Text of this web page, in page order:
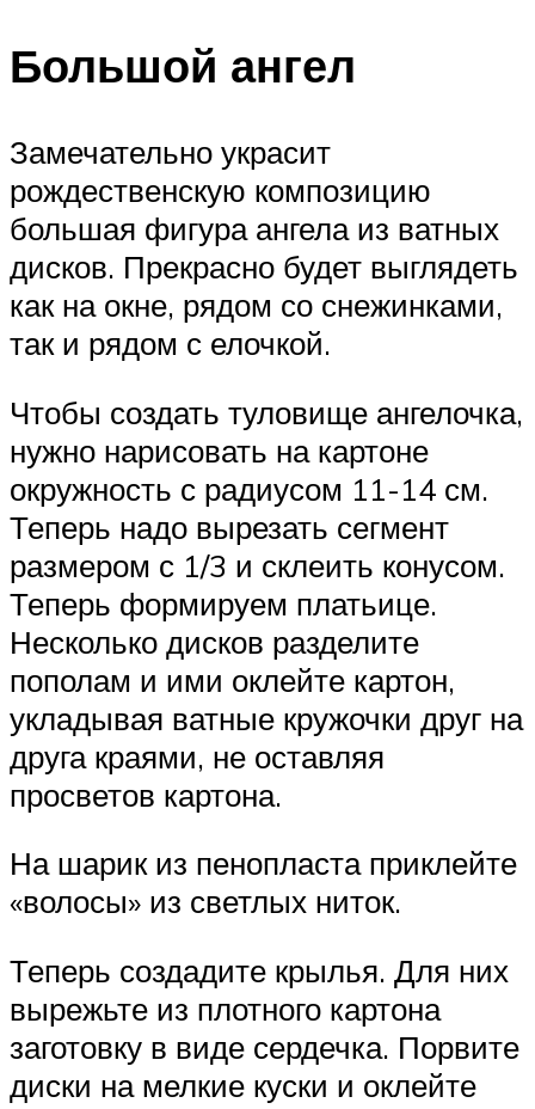
Большой ангел
Замечательно украсит
рождественскую композицию
большая фигура ангела из ватных
дисков. Прекрасно будет выглядеть
как на окне, рядом со снежинками,
так и рядом с елочкой.
Чтобы создать туловище ангелочка,
нужно нарисовать на картоне
окружность с радиусом 11-14 см.
Теперь надо вырезать сегмент
размером с 1/3 и склеить конусом.
Теперь формируем платьице.
Несколько дисков разделите
пополам и ими оклейте картон,
укладывая ватные кружочки друг на
друга краями, не оставляя
просветов картона.
На шарик из пенопласта приклейте
«волосы» из светлых ниток.
Теперь создадите крылья. Для них
вырежьте из плотного картона
заготовку в виде сердечка. Порвите
диски на мелкие куски и оклейте